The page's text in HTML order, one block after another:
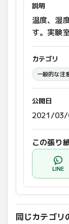
説明
温度、湿
す。実験
カテゴリ
一般的な注
公開日
2021/
この張り
LINE
同じカテゴリ